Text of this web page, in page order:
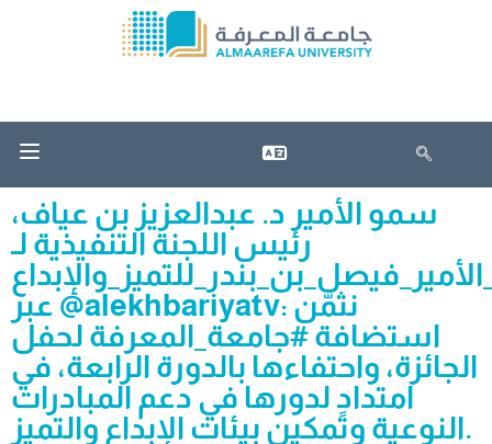
سمو الأمير د. عبدالعزيز بن عياف،
رئيس اللجنة التنفيذية لـ
عبر @alekhbariyatv: نثمّن
استضافة #جامعة_المعرفة لحفل
الجائزة، واحتفاءها بالدورة الرابعة، في
امتدادٍ لدورها في دعم المبادرات
النوعية وتمكين بيئات الإبداع والتميز.